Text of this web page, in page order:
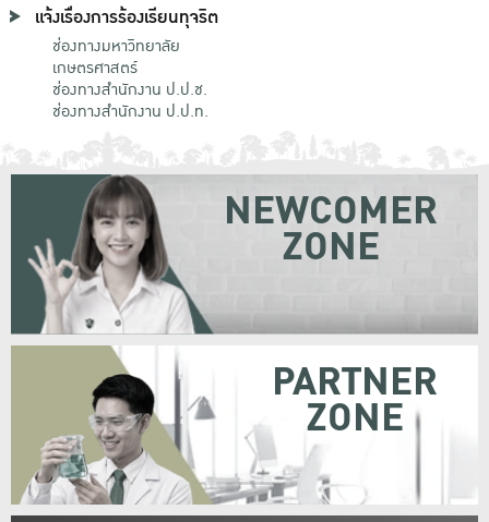
แจ้งเรื่องการร้องเรียนทุจริต
ช่องทางมหาวิทยาลัย
เกษตรศาสตร์
ช่องทางสำนักงาน ป.ป.ช.
ช่องทางสำนักงาน ป.ป.ท.
NEWCOMER
ZONE
PARTNER
ZONE